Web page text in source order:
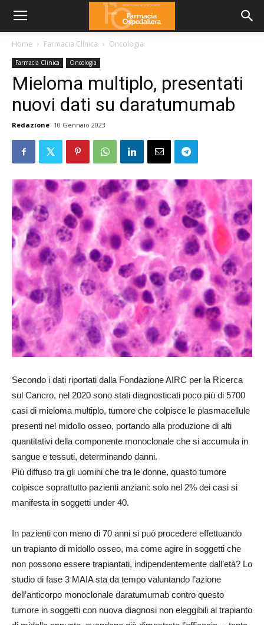
Home Farmacia Clinica Oncologia
Farmacia Clinica Oncologia
Mieloma multiplo, presentati
nuovi dati su daratumumab
Redazione 10 Gennaio 2023
Secondo i dati riportati dalla Fondazione AIRC per la Ricerca
sul Cancro, nel 2020 sono stati diagnosticati poco più di 5700
casi di mieloma multiplo, tumore che colpisce le plasmacellule
presenti nel midollo osseo, portando alla produzione di alti
quantitativi della componente monoclonale che si accumula in
sangue e tessuti, determinando danni.
Più diffuso tra gli uomini che tra le donne, quasto tumore
colpisce soprattutto pazienti anziani: solo nel 2% dei casi si
manifesta in soggetti under 40.
In pazienti con meno di 70 anni si può procedere effettuando
un trapianto di midollo osseo, ma come agire in soggetti che
non possono essere trapiantati, indipendentemente dall’età? Lo
studio di fase 3 MAIA sta da tempo valuntando l’azione
dell’anticorpo monoclonale daratumumab contro questo
tumore in soggetti con nuova diagnosi non eleggibili al trapianto